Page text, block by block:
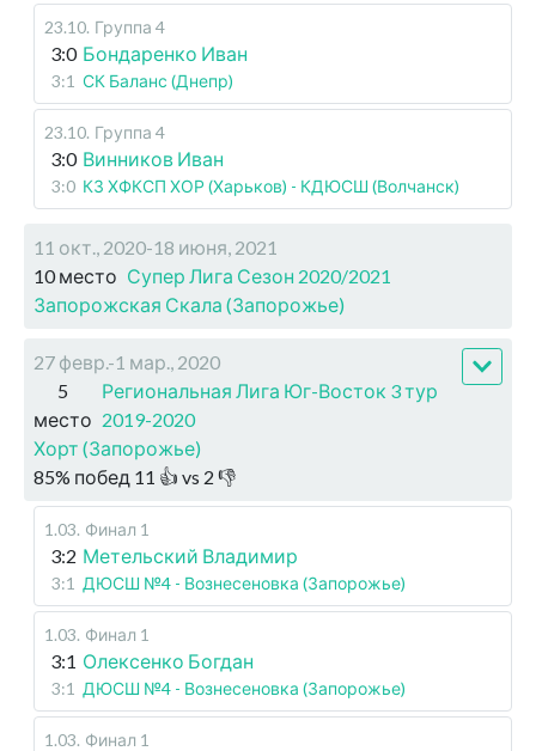
23.10. Группа 4
3:0 Бондаренко Иван
3:1 СК Баланс (Днепр)
23.10. Группа 4
3:0 Винников Иван
3:0 КЗ ХФКСП ХОР (Харьков) - КДЮСШ (Волчанск)
11 окт., 2020-18 июня, 2021
10 место Супер Лига Сезон 2020/2021
Запорожская Скала (Запорожье)
27 февр.-1 мар., 2020
5
место
Региональная Лига Юг-Восток 3 тур
2019-2020
Хорт (Запорожье)
85% побед 11 👍 vs 2 👎
1.03. Финал 1
3:2 Метельский Владимир
3:1 ДЮСШ №4 - Вознесеновка (Запорожье)
1.03. Финал 1
3:1 Олексенко Богдан
3:1 ДЮСШ №4 - Вознесеновка (Запорожье)
1.03. Финал 1